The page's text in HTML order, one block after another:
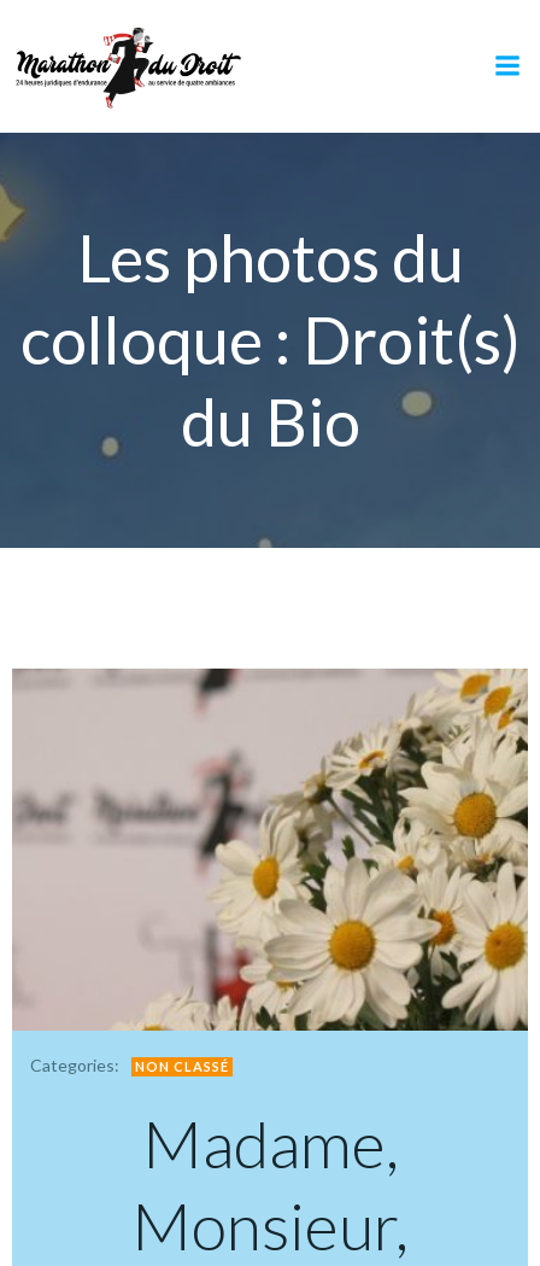
Les photos du
colloque : Droit(s)
du Bio
Categories: NON CLASSÉ
Madame,
Monsieur,